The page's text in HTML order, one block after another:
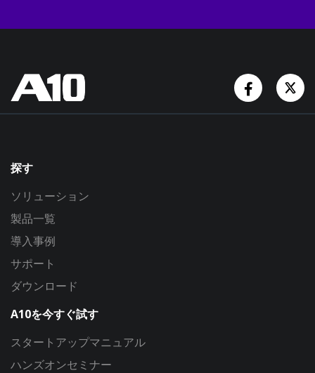
探す
ソリューション
製品一覧
導入事例
サポート
ダウンロード
A10を今すぐ試す
スタートアップマニュアル
ハンズオンセミナー